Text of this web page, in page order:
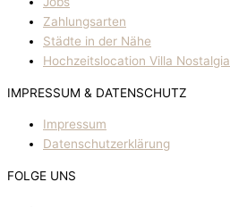
Zahlungsarten
Städte in der Nähe
Hochzeitslocation Villa Nostalgia
IMPRESSUM & DATENSCHUTZ
Impressum
Datenschutzerklärung
FOLGE UNS